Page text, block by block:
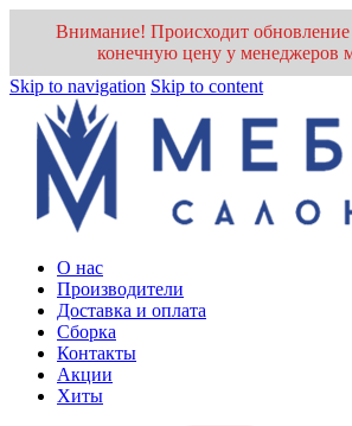
Внимание! Происходит обновление
конечную цену у менеджеров
Skip to navigation Skip to content
О нас
Производители
Доставка и оплата
Cборка
Контакты
Акции
Хиты